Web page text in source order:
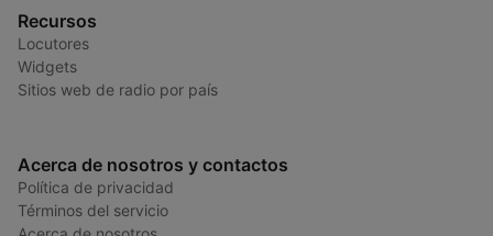
Recursos
Locutores
Widgets
Sitios web de radio por país
Acerca de nosotros y contactos
Política de privacidad
Términos del servicio